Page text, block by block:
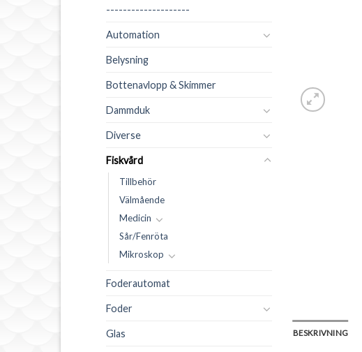
--------------------
Automation
Belysning
Bottenavlopp & Skimmer
Dammduk
Diverse
Fiskvård
Tillbehör
Välmående
Medicin
Sår/Fenröta
Mikroskop
Foderautomat
Foder
Glas BESKRIVNING